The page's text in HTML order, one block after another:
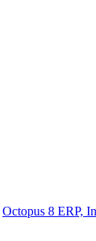
Octopus 8 ERP,